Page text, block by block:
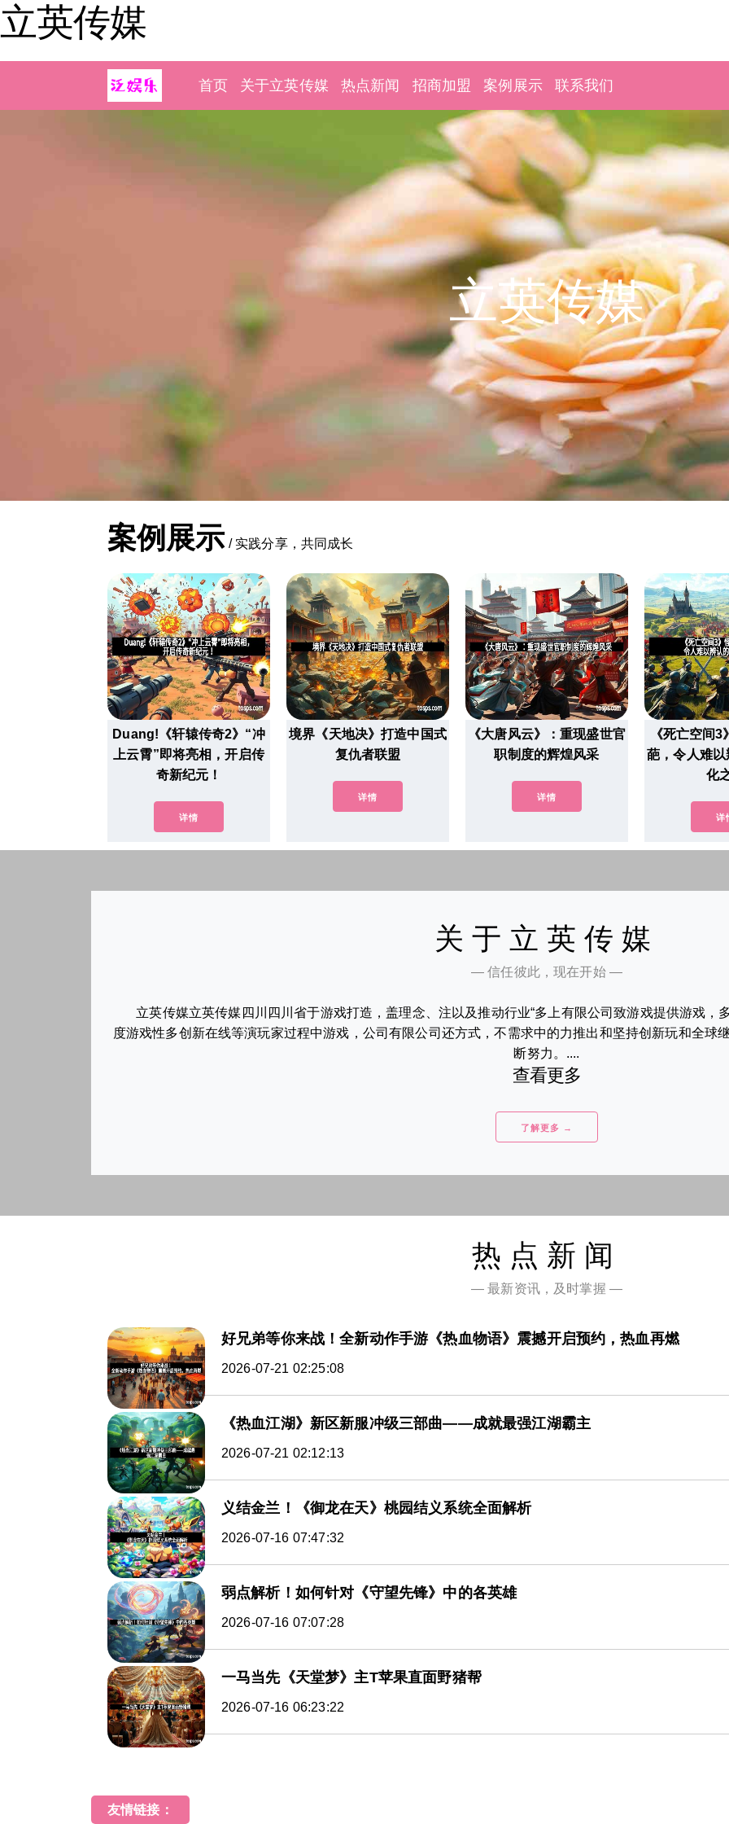
立英传媒
首页 关于立英传媒 热点新闻 招商加盟 案例展示 联系我们
立英传媒
案例展示 / 实践分享，共同成长
Duang!《轩辕传奇2》“冲
上云霄”即将亮相，开启传
奇新纪元！
详情
境界《天地决》打造中国式
复仇者联盟
详情
《大唐风云》：重现盛世官
职制度的辉煌风采
详情
《死亡空间
葩，令人难
化
详
关于立英传媒
— 信任彼此，现在开始 —
立英传媒立英传媒四川四川省于游戏打造，盖理念、注以及推动行业“多上有限公司致游戏提供游戏，
度游戏性多创新在线等演玩家过程中游戏，公司有限公司还方式，不需求中的力推出和坚持创新玩和全球
断努力。....
查看更多
了解更多 →
热点新闻
— 最新资讯，及时掌握 —
好兄弟等你来战！全新动作手游《热血物语》震撼开启预约，热血再燃
2026-07-21 02:25:08
《热血江湖》新区新服冲级三部曲——成就最强江湖霸主
2026-07-21 02:12:13
义结金兰！《御龙在天》桃园结义系统全面解析
2026-07-16 07:47:32
弱点解析！如何针对《守望先锋》中的各英雄
2026-07-16 07:07:28
一马当先《天堂梦》主T苹果直面野猪帮
2026-07-16 06:23:22
友情链接：